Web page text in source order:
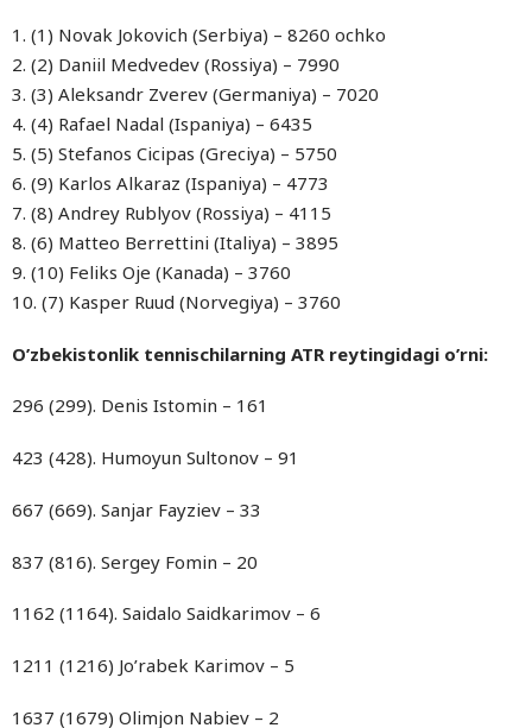
1. (1) Novak Jokovich (Serbiya) – 8260 ochko
2. (2) Daniil Medvedev (Rossiya) – 7990
3. (3) Aleksandr Zverev (Germaniya) – 7020
4. (4) Rafael Nadal (Ispaniya) – 6435
5. (5) Stefanos Cicipas (Greciya) – 5750
6. (9) Karlos Alkaraz (Ispaniya) – 4773
7. (8) Andrey Rublyov (Rossiya) – 4115
8. (6) Matteo Berrettini (Italiya) – 3895
9. (10) Feliks Oje (Kanada) – 3760
10. (7) Kasper Ruud (Norvegiya) – 3760
O’zbekistonlik tennischilarning ATR reytingidagi o’rni:
296 (299). Denis Istomin – 161
423 (428). Humoyun Sultonov – 91
667 (669). Sanjar Fayziev – 33
837 (816). Sergey Fomin – 20
1162 (1164). Saidalo Saidkarimov – 6
1211 (1216) Jo’rabek Karimov – 5
1637 (1679) Olimjon Nabiev – 2